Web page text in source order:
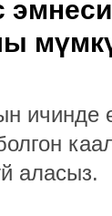
ичинде
аласыз.